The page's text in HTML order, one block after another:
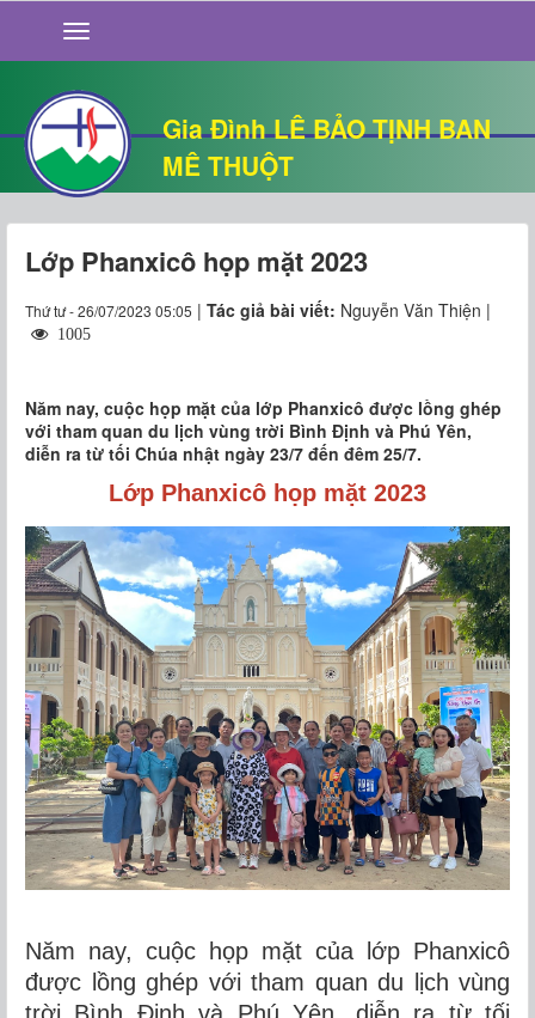
Gia Đình LÊ BẢO TỊNH BAN
MÊ THUỘT
GIỚI THIỆU
TIN TỨC
SỐNG ĐẠO
CHUYỆN NHÀ
QUÁN VĂN
THƯ GIÃN
Lớp Phanxicô họp mặt 2023
Thứ tư - 26/07/2023 05:05 | Tác giả bài viết: Nguyễn Văn Thiện |
1005
Năm nay, cuộc họp mặt của lớp Phanxicô được lồng ghép
với tham quan du lịch vùng trời Bình Định và Phú Yên,
diễn ra từ tối Chúa nhật ngày 23/7 đến đêm 25/7.
Lớp Phanxicô họp mặt 2023
Năm nay, cuộc họp mặt của lớp Phanxicô
được lồng ghép với tham quan du lịch vùng